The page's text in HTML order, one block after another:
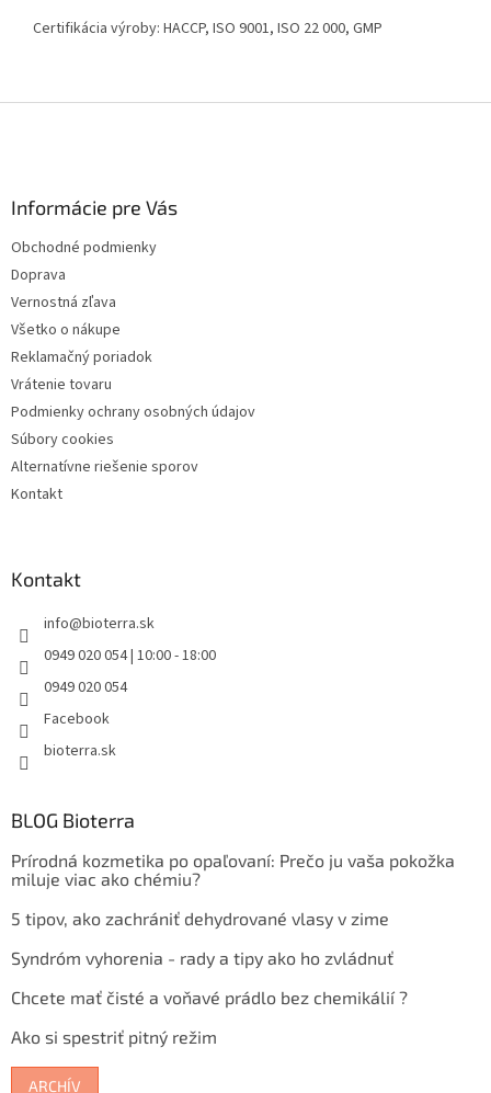
Certifikácia výroby: HACCP, ISO 9001, ISO 22 000, GMP
Informácie pre Vás
Obchodné podmienky
Doprava
Vernostná zľava
Všetko o nákupe
Reklamačný poriadok
Vrátenie tovaru
Podmienky ochrany osobných údajov
Súbory cookies
Alternatívne riešenie sporov
Kontakt
Kontakt
info@bioterra.sk
0949 020 054 | 10:00 - 18:00
0949 020 054
Facebook
bioterra.sk
BLOG Bioterra
Prírodná kozmetika po opaľovaní: Prečo ju vaša pokožka
miluje viac ako chémiu?
5 tipov, ako zachrániť dehydrované vlasy v zime
Syndróm vyhorenia - rady a tipy ako ho zvládnuť
Chcete mať čisté a voňavé prádlo bez chemikálií ?
Ako si spestriť pitný režim
ARCHÍV